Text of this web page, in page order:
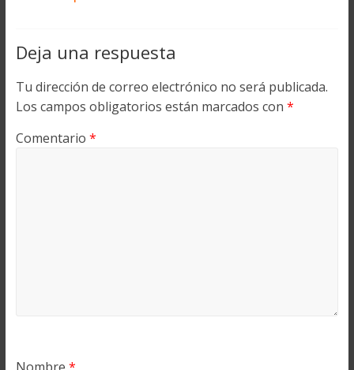
Deja una respuesta
Tu dirección de correo electrónico no será publicada.
Los campos obligatorios están marcados con *
Comentario *